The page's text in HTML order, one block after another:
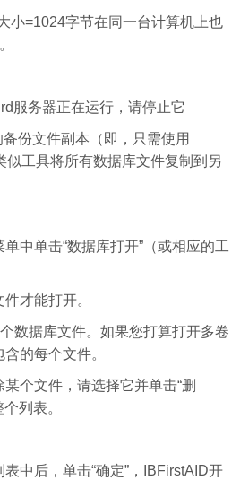
小=1024字节在同一台计算机上也
服务器正在运行，请停止它
份文件副本（即，只需使用
似工具将所有数据库文件复制到另
中单击“数据库打开”（或相应的工
才能打开。
数据库文件。如果您打算打开多卷
的每个文件。
个文件，请选择它并单击“删
列表。
中后，单击“确定”，IBFirstAID开